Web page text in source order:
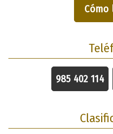
Cómo
985 402 114